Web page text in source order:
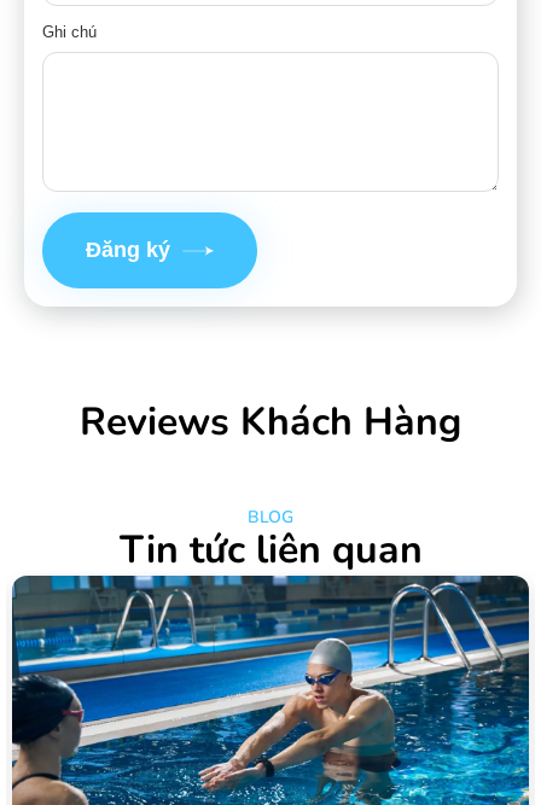
Ghi chú
Đăng ký
Reviews Khách Hàng
BLOG
Tin tức liên quan